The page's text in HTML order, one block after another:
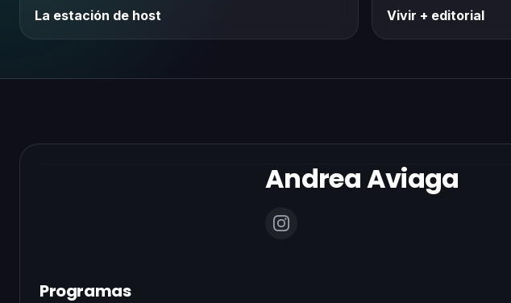
La estación de host Vivir + editorial
Andrea Aviaga
Programas